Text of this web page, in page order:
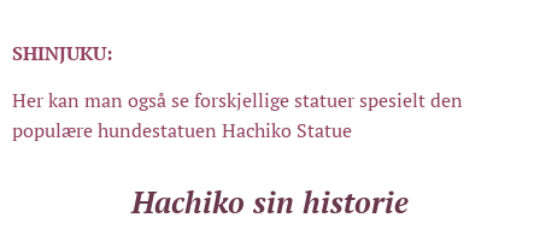
SHINJUKU:
Her kan man også se forskjellige statuer spesielt den
populære hundestatuen Hachiko Statue
Hachiko sin historie